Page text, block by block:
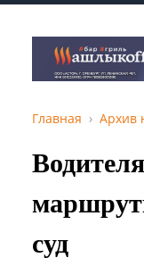
Главная Архив
суд